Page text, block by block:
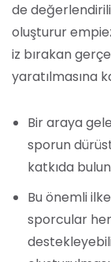
de
oluşturur
iz bırakan
yaratılmasına
Bir araya
sporun
katkıda
Bu önemli
sporcular